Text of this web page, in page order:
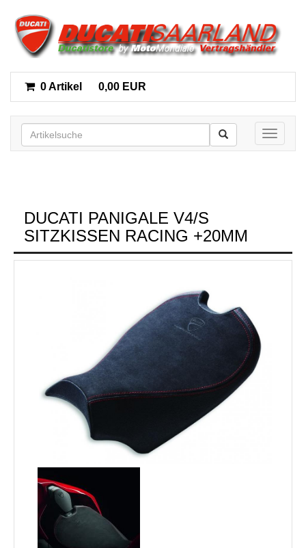
0 Artikel 0,00 EUR
Toggle
DUCATI PANIGALE V4/S
SITZKISSEN RACING +20MM